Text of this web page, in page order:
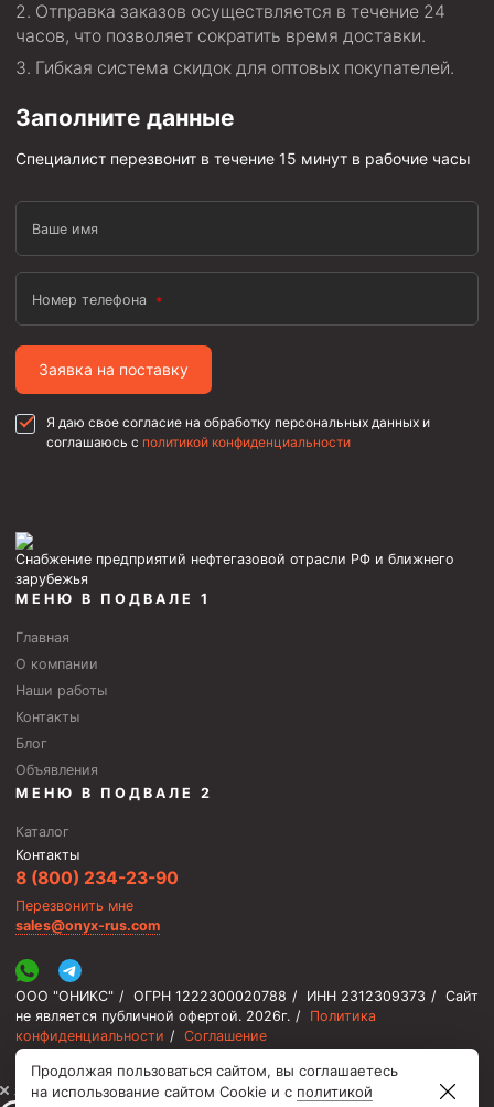
Клапаны обратные
Краны шаровые и пробковые
Муфты ступенчатого цементирования
Герметизаторы устьевые
Башмаки колонные
Инструмент для бурения и КРС (ловильный, аварийный)
Перья для резки кабеля
Шаблоны колонные
Перья гидромониторные
Желонки
Ерши механические
Скреперы механические
Штанголовки
Шламометаллоуловитель ШМУ
Фрезеры торцевые с фрезерующей воронкой и с
заводным зубом
Магнитные ловители
Фрезеры стартово-оконные
Печати свинцовые
Калибраторы расширители
Фрезеры Барракуда
Отправка заказов осуществляется в течение 24
часов, что позволяет сократить время доставки.
Гибкая система скидок для оптовых покупателей.
Заполните данные
Специалист перезвонит в течение 15 минут в рабочие часы
Ваше имя
Номер телефона
Заявка на поставку
Я даю свое согласие на обработку персональных данных и
соглашаюсь с политикой конфиденциальности
Снабжение предприятий нефтегазовой отрасли РФ и ближнего
зарубежья
МЕНЮ В ПОДВАЛЕ 1
Главная
О компании
Наши работы
Контакты
Блог
Объявления
МЕНЮ В ПОДВАЛЕ 2
Каталог
Контакты
8 (800) 234-23-90
Перезвонить мне
sales@onyx-rus.com
ООО "ОНИКС" / ОГРН 1222300020788 / ИНН 2312309373 / Сайт
не является публичной офертой. 2026г. /
Политика
конфиденциальности / Соглашение
⚡️ Мы онлайн, ответим быстро
Продолжая пользоваться сайтом, вы соглашаетесь
на использование сайтом Cookie и с политикой